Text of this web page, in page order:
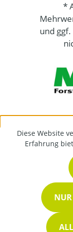
*
und
Diese Website
Erfahrung